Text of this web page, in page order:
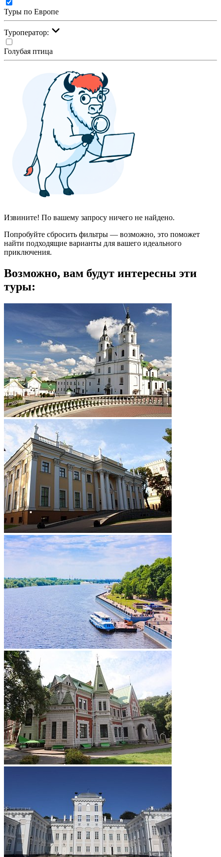
Туры по Европе
Туроператор:
Голубая птица
Извините! По вашему запросу ничего не найдено.
Попробуйте сбросить фильтры — возможно, это поможет
найти подходящие варианты для вашего идеального
приключения.
Возможно, вам будут интересны эти
туры: